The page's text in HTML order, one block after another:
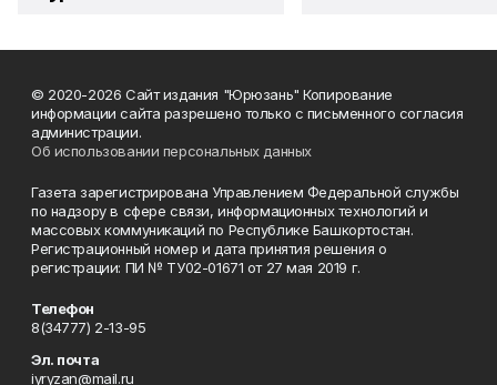
© 2020-2026 Сайт издания "Юрюзань" Копирование
информации сайта разрешено только с письменного согласия
администрации.
Об использовании персональных данных
Газета зарегистрирована Управлением Федеральной службы
по надзору в сфере связи, информационных технологий и
массовых коммуникаций по Республике Башкортостан.
Регистрационный номер и дата принятия решения о
регистрации: ПИ № ТУ02-01671 от 27 мая 2019 г.
Телефон
8(34777) 2-13-95
Эл. почта
iyryzan@mail.ru